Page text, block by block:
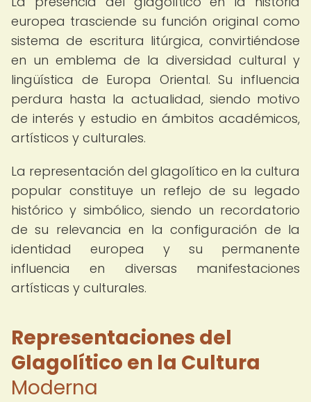
europea trasciende su función original como
sistema de escritura litúrgica, convirtiéndose
en un emblema de la diversidad cultural y
lingüística de Europa Oriental. Su influencia
perdura hasta la actualidad, siendo motivo
de interés y estudio en ámbitos académicos,
artísticos y culturales.
La representación del glagolítico en la cultura
popular constituye un reflejo de su legado
histórico y simbólico, siendo un recordatorio
de su relevancia en la configuración de la
identidad europea y su permanente
influencia en diversas manifestaciones
artísticas y culturales.
Representaciones del
Glagolítico en la Cultura
Moderna